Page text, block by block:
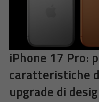
iPhone 17 Pro:
caratteristiche
upgrade di